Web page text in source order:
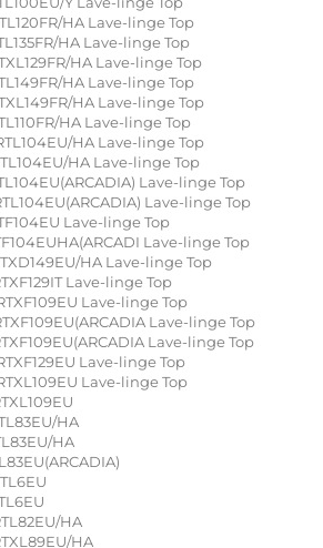
HA Lave-linge Top
HA Lave-linge Top
HA Lave-linge Top
HA Lave-linge Top
HA Lave-linge Top
HA Lave-linge Top
HA Lave-linge Top
HA Lave-linge Top
Lave-linge Top
Lave-linge Top
Lave-linge Top
Lave-linge Top
HA Lave-linge Top
Lave-linge Top
Lave-linge Top
Lave-linge Top
Lave-linge Top
Lave-linge Top
Lave-linge Top
HA
HA
HA
HA